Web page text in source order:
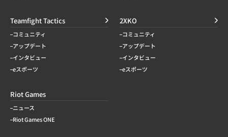
Teamfight Tactics
コミュニティ
アップデート
インタビュー
eスポーツ
2XKO
コミュニティ
アップデート
インタビュー
eスポーツ
Riot Games
ニュース
Riot Games ONE